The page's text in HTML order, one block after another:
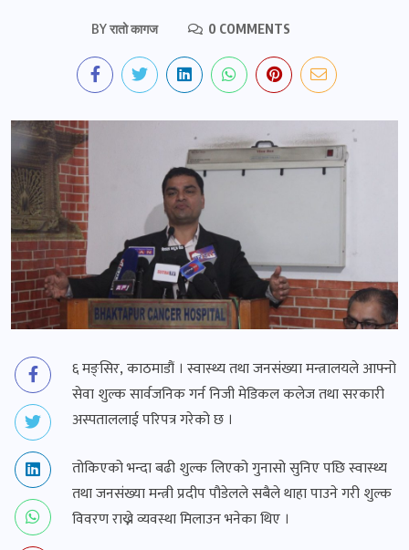
BYरातो कागज 0 COMMENTS
६ मङ्सिर, काठमाडौं । स्वास्थ्य तथा जनसंख्या मन्त्रालयले आफ्नो
सेवा शुल्क सार्वजनिक गर्न निजी मेडिकल कलेज तथा सरकारी
अस्पताललाई परिपत्र गरेको छ ।
तोकिएको भन्दा बढी शुल्क लिएको गुनासो सुनिए पछि स्वास्थ्य
तथा जनसंख्या मन्त्री प्रदीप पौडेलले सबैले थाहा पाउने गरी शुल्क
विवरण राख्ने व्यवस्था मिलाउन भनेका थिए ।